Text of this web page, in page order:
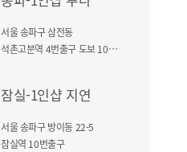
서울 송파구 삼전동
석촌고분역 4번출구 도보 10분거리
잠실-1인샵 지연
서울 송파구 방이동 22-5
잠실역 10번출구